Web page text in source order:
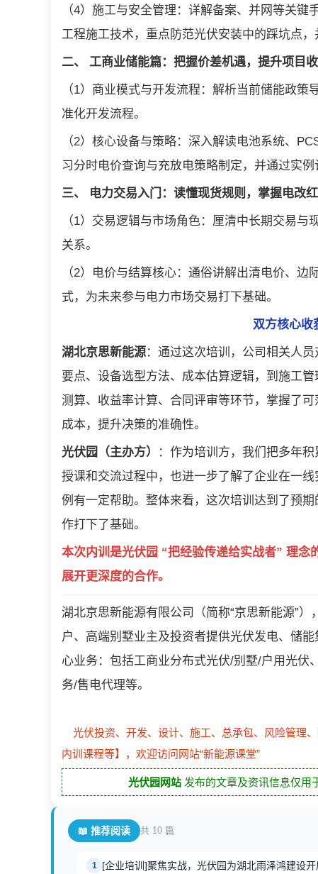
（4）施工与安全管理：详解备案、并网等关
工程施工技术，重点防范光伏安装中的踩坑点，
二、 工商业储能篇：把握价差机遇，提升项目
（1）商业模式与开发流程：解析当前储能政
准化开发流程。
（2）核心设备与策略：深入解读电池系统、
习分时电价查询与充放电策略制定，并通过实例
三、 电力交易入门：读懂现货规则，掌握电改红
（1）交易逻辑与市场角色：厘清中长期交易
关系。
（2）电价与结算核心：通俗讲解出清电价、
式，为未来参与电力市场交易打下基础。
双方核心收
湖北京思新能源：通过这次培训，公司相关人
要点、设备选型方法、成本估算逻辑，到施工
测算、收益率计算、合同评审等环节，掌握了
成本，提升决策的准确性。
光伏园（主办方）
：作为培训方，我们把多年
授课和交流过程中，也进一步了解了企业在一
例有一定帮助。整体来看，这次培训达到了预
作打下了基础。
本次内训是光伏园 “把经验传递给实战者” 理
展开更深度的合作。
湖北京思新能源有限公司（简称“京思新能源”
户、高端别墅业主及投资者提供光伏发电、储
心业务：包括工商业分布式光伏/别墅/户用光伏
务/售电代理等。
光伏投资、开发、设计、施工、总承包、风险管理
内训课程等】，欢迎访问网站“新能源课堂”
光伏园网站 发布的文章及资讯信息仅用
📖 推荐阅读 共 10 篇
1 [企业培训]聚焦实战，光伏园为湖北雨泽鸿建设开